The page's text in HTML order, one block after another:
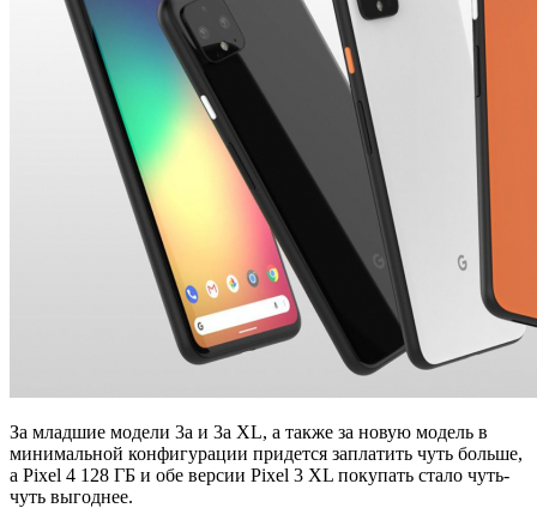
За младшие модели 3a и 3a XL, а также за новую модель в
минимальной конфигурации придется заплатить чуть больше,
а Pixel 4 128 ГБ и обе версии Pixel 3 XL покупать стало чуть-
чуть выгоднее.